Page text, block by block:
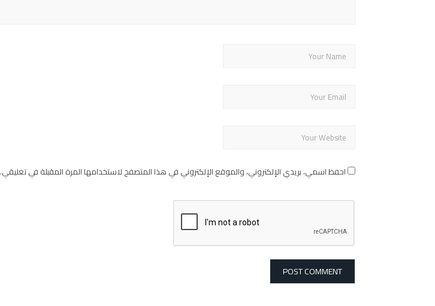
احفظ اسمي، بريدي الإلكتروني، والموقع الإلكتروني في هذا المتصفح لاستخدامها المرة المقبلة في تعليقي.